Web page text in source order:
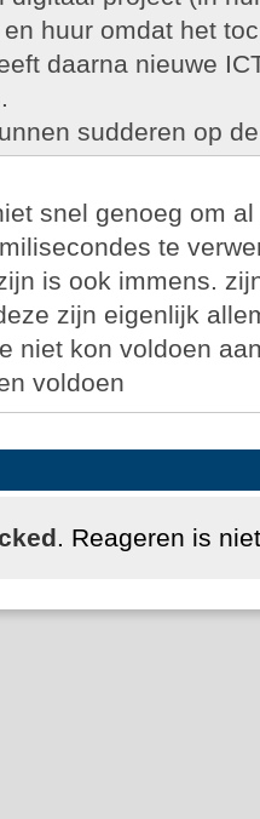
huur omdat het
daarna nieuwe
sudderen op
snel genoeg om
te
is ook immens.
zijn eigenlijk
niet kon voldoen
voldoen
. Reageren is